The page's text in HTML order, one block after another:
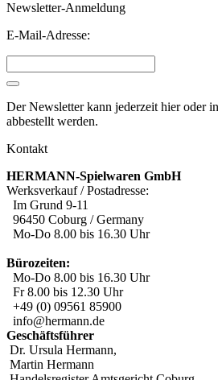
Newsletter-Anmeldung
E-Mail-Adresse:
Der Newsletter kann jederzeit hier oder
abbestellt werden.
Kontakt
HERMANN-Spielwaren GmbH
Werksverkauf / Postadresse:
Im Grund 9-11
96450 Coburg / Germany
Mo-Do 8.00 bis 16.30 Uhr
Bürozeiten:
Mo-Do 8.00 bis 16.30 Uhr
Fr 8.00 bis 12.30 Uhr
+49 (0) 09561 85900
info@hermann.de
Geschäftsführer
Dr. Ursula Hermann,
Martin Hermann